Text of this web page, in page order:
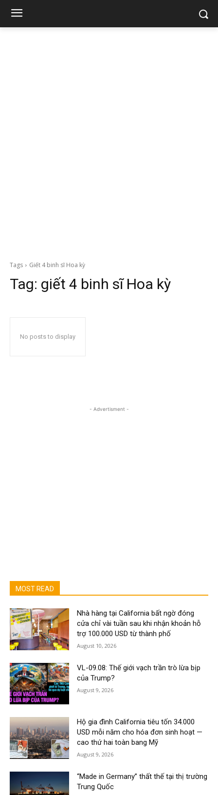
Tags Giết 4 binh sĩ Hoa kỳ
Tag: giết 4 binh sĩ Hoa kỳ
No posts to display
- Advertisment -
MOST READ
Nhà hàng tại California bất ngờ đóng
cửa chỉ vài tuần sau khi nhận khoản hỗ
trợ 100.000 USD từ thành phố
August 10, 2026
VL-09.08: Thế giới vạch trần trò lừa bịp
của Trump?
August 9, 2026
Hộ gia đình California tiêu tốn 34.000
USD mỗi năm cho hóa đơn sinh hoạt —
cao thứ hai toàn bang Mỹ
August 9, 2026
“Made in Germany” thất thế tại thị trường
Trung Quốc